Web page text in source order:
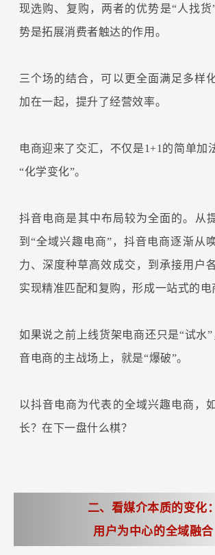
现选购、复购，两者的优势是“人找货
势是拓展消费者触达的作用。
三个场的结合，可以更全面满足多样
加在一起，提升了经营效率。
电商迎来了交汇，不仅是1+1的简单加
“化学变化”。
抖音电商是其中布局较为全面的。从
到“全域兴趣电商”，抖音电商逐渐从
力、深度种草高效成交，到承接用户
实现精准匹配和复购，形成一站式的电
如果说之前上线货架电商还只是“试水
音电商的主战场上，就是“爆破”。
以抖音电商为代表的全域兴趣电商，
长？在下一盘什么棋？
二、看媒介本质的变化：
用户为中心的全域融合